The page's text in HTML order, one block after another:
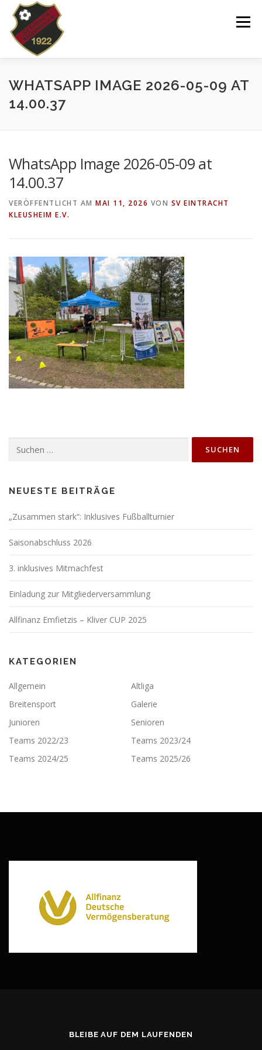
Inhalt
springen
Menü
VEREIN NEWS SPIELPLAN
DOWNLOADS SHOP IMPRESSUM
WHATSAPP IMAGE 2026-05-09 AT
14.00.37
WhatsApp Image 2026-05-09 at
14.00.37
VERÖFFENTLICHT AM MAI 11, 2026 VON SV EINTRACHT
KLEUSHEIM E.V.
nach:
NEUESTE BEITRÄGE
„Zusammen stark“: Inklusives Fußballturnier
Saisonabschluss 2026
3. inklusives Mitmachfest
Einladung zur Mitgliederversammlung
Allfinanz Emfietzis – Kliver CUP 2025
KATEGORIEN
Allgemein
Altliga
Breitensport
Galerie
Junioren
Senioren
Teams 2022/23
Teams 2023/24
Teams 2024/25
Teams 2025/26
BLEIBE AUF DEM LAUFENDEN